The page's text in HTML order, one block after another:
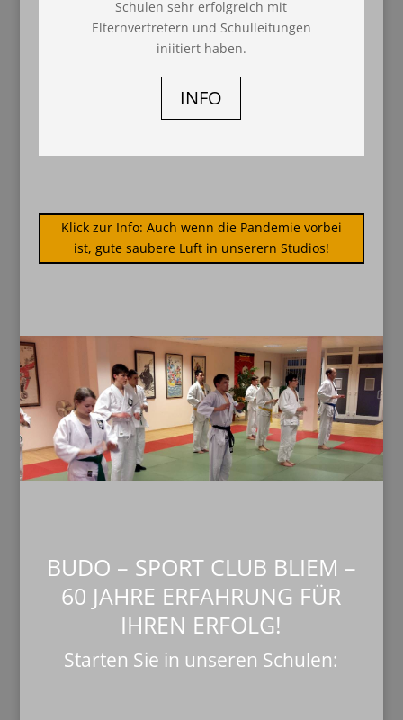
Schulen sehr erfolgreich mit
Elternvertretern und Schulleitungen
iniitiert haben.
INFO
Klick zur Info: Auch wenn die Pandemie vorbei
ist, gute saubere Luft in unserern Studios!
BUDO – SPORT CLUB BLIEM –
60 JAHRE ERFAHRUNG FÜR
IHREN ERFOLG!
Starten Sie in unseren Schulen: